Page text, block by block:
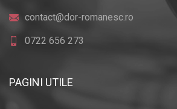
contact@dor-romanesc.ro
0722 656 273
PAGINI UTILE